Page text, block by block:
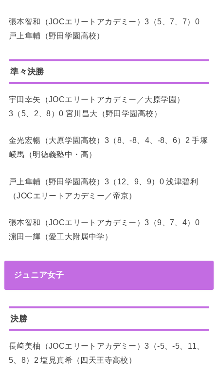
張本智和（JOCエリートアカデミー）3（5、7、7）0
戸上隼輔（野田学園高校）
準々決勝
宇田幸矢（JOCエリートアカデミー／大原学園）
3（5、2、8）0 宮川昌大（野田学園高校）
金光宏暢（大原学園高校）3（8、-8、4、-8、6）2 手塚
崚馬（明徳義塾中・高）
戸上隼輔（野田学園高校）3（12、9、9）0 浅津碧利
（JOCエリートアカデミー／帝京）
張本智和（JOCエリートアカデミー）3（9、7、4）0
濵田一輝（愛工大附属中学）
ジュニア女子
決勝
長﨑美柚（JOCエリートアカデミー）3（-5、-5、11、
5、8）2 塩見真希（四天王寺高校）